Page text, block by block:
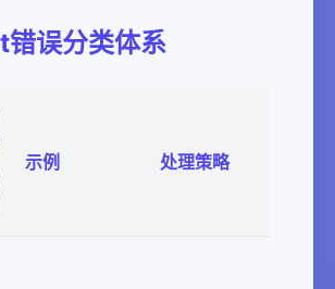
误分类体系
示例 处理策略